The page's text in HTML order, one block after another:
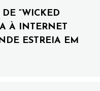
“WICKED
À INTERNET
ESTREIA EM